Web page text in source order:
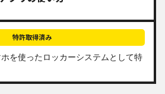
特許取得済み
ホを使ったロッカーシステム として特